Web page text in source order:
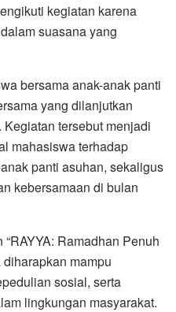
kegiatan karena
suasana yang
bersama anak-anak panti
yang dilanjutkan
tersebut menjadi
mahasiswa terhadap
panti asuhan, sekaligus
kebersamaan di bulan
Ramadhan Penuh
mampu
sosial, serta
lingkungan masyarakat.